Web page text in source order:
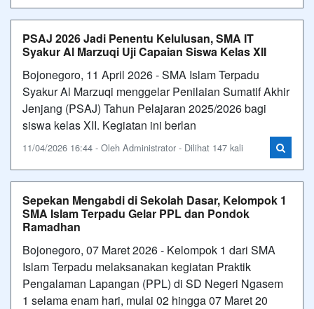
PSAJ 2026 Jadi Penentu Kelulusan, SMA IT
Syakur Al Marzuqi Uji Capaian Siswa Kelas XII
Bojonegoro, 11 April 2026 - SMA Islam Terpadu
Syakur Al Marzuqi menggelar Penilaian Sumatif Akhir
Jenjang (PSAJ) Tahun Pelajaran 2025/2026 bagi
siswa kelas XII. Kegiatan ini berlan
11/04/2026 16:44 - Oleh Administrator - Dilihat 147 kali
Sepekan Mengabdi di Sekolah Dasar, Kelompok 1
SMA Islam Terpadu Gelar PPL dan Pondok
Ramadhan
Bojonegoro, 07 Maret 2026 - Kelompok 1 dari SMA
Islam Terpadu melaksanakan kegiatan Praktik
Pengalaman Lapangan (PPL) di SD Negeri Ngasem
1 selama enam hari, mulai 02 hingga 07 Maret 20